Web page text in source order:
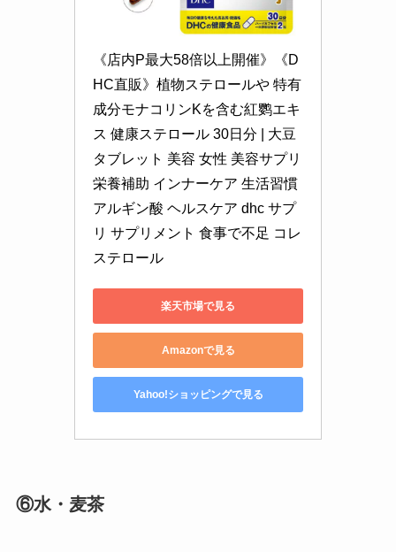
《店内P最大58倍以上開催》《D
HC直販》植物ステロールや 特有
成分モナコリンKを含む紅鹦エキ
ス 健康ステロール 30日分 | 大豆
タブレット 美容 女性 美容サプリ
栄養補助 インナーケア 生活習慣
アルギン酸 ヘルスケア dhc サプ
リ サプリメント 食事で不足 コレ
ステロール
楽天市場で見る
Amazonで見る
Yahoo!ショッピングで見る
⑥水・麦茶